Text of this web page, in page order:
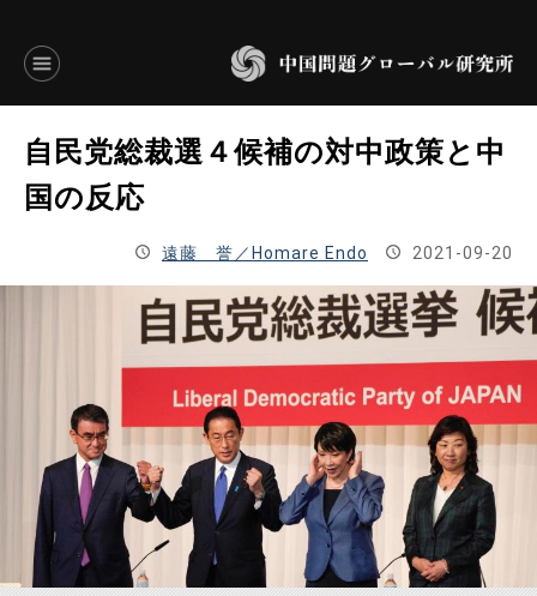
言語別アーカイブ
ENGLISH
研究所概要
設立趣意書
お問い合わせ
自民党総裁選４候補の対中政策と中
国の反応
遠藤 誉／Homare Endo 2021-09-20